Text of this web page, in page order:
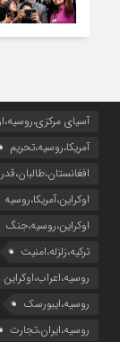
آسیای
آمریکا،روسیه،تحریم
اوکراین،آمریکا،روسیه
اوکراین،روسیه،جنگ
ترکیه،زلزله،امنیت
روسیه،اعراب،اوکراین
روسیه،ایبورسک
روسیه،ایران،تجارت